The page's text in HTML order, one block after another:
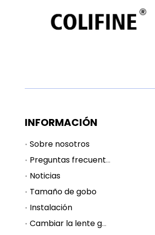
INFORMACIÓN
Sobre nosotros
Preguntas frecuentes
Noticias
Tamaño de gobo
Instalación
Cambiar la lente gobo